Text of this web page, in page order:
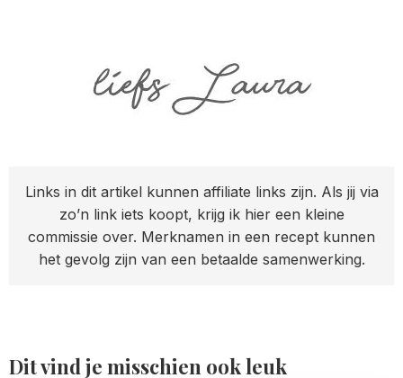
Links in dit artikel kunnen affiliate links zijn. Als jij via
zo’n link iets koopt, krijg ik hier een kleine
commissie over. Merknamen in een recept kunnen
het gevolg zijn van een betaalde samenwerking.
Dit vind je misschien ook leuk